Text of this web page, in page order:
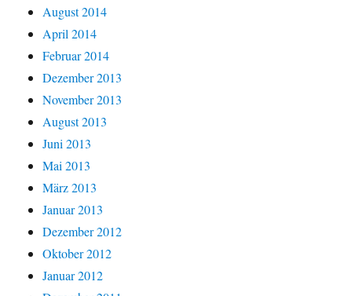
August 2014
April 2014
Februar 2014
Dezember 2013
November 2013
August 2013
Juni 2013
Mai 2013
März 2013
Januar 2013
Dezember 2012
Oktober 2012
Januar 2012